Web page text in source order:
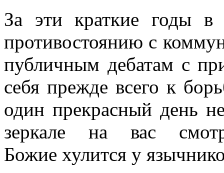
За эти краткие годы в
противостоянию с
публичным дебатам с
себя прежде всего к
один прекрасный день
зеркале на вас
Божие хулится у